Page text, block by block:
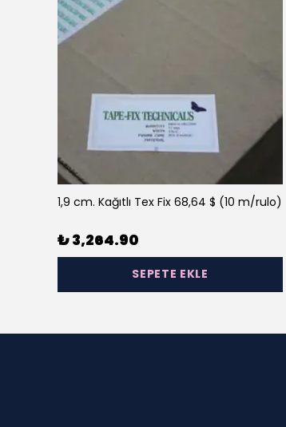
1,9 cm. Kağıtlı Tex Fix 68,64 $ (10 m/rulo)
₺ 3,264.90
SEPETE EKLE